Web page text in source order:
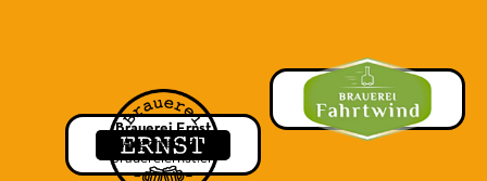
Brauerei Ernst
Aegerten, BE
brauereiernst.ch
Fahrtwind
Winterthur, ZH
mobile-brauerei.ch